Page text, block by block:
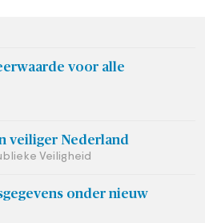
voor alle
veiliger Nederland
Veiligheid
onder nieuw